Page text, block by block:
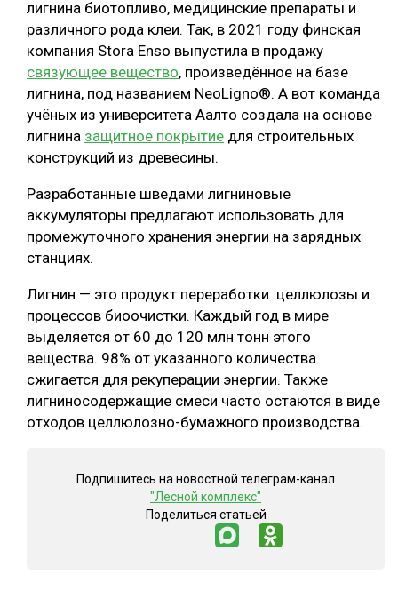
КОМПЛЕКСНАЯ ПЕРЕРАБОТКА
ЛЕСОПИЛЕНИЕ
ДЕРЕВЯННОЕ ДОМОСТРОЕНИЕ
БЕЗОПАСНОЕ ПРОИЗВОДСТВО
СОРТИРОВКА ДРЕВЕСИНЫ
СУШКА ДРЕВЕСИНЫ
МЕБЕЛЬНОЕ ПРОИЗВОДСТВО
лигнина биотопливо, медицинские препараты и
различного рода клеи. Так, в 2021 году финская
компания Stora Enso выпустила в продажу
связующее вещество, произведённое на базе
лигнина, под названием NeoLigno®. А вот команда
учёных из университета Аалто создала на основе
лигнина защитное покрытие для строительных
конструкций из древесины.
Разработанные шведами лигниновые
аккумуляторы предлагают использовать для
промежуточного хранения энергии на зарядных
станциях.
Лигнин — это продукт переработки целлюлозы и
процессов биоочистки. Каждый год в мире
выделяется от 60 до 120 млн тонн этого
вещества. 98% от указанного количества
сжигается для рекуперации энергии. Также
лигниносодержащие смеси часто остаются в виде
отходов целлюлозно-бумажного производства.
Подпишитесь на новостной телеграм-канал
"Лесной комплекс"
Поделиться статьей